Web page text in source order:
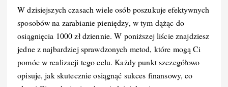
W dzisiejszych czasach wiele osób poszukuje efektywnych
sposobów na zarabianie pieniędzy, w tym dążąc do
osiągnięcia 1000 zł dziennie. W poniższej liście znajdziesz
jedne z najbardziej sprawdzonych metod, które mogą Ci
pomóc w realizacji tego celu. Każdy punkt szczegółowo
opisuje, jak skutecznie osiągnąć sukces finansowy, co